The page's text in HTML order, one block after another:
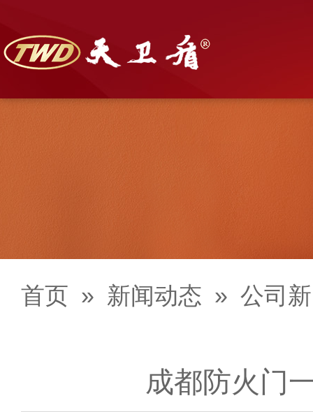
首页 » 新闻动态 » 公司
成都防火门